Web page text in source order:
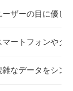
ーザーの目に優し
マートフォンやタ
雑なデータをシン